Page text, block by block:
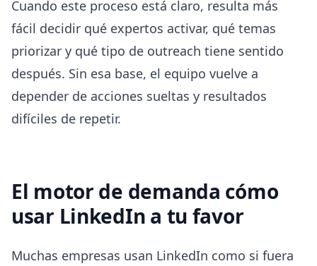
Cuando este proceso está claro, resulta más
fácil decidir qué expertos activar, qué temas
priorizar y qué tipo de outreach tiene sentido
después. Sin esa base, el equipo vuelve a
depender de acciones sueltas y resultados
difíciles de repetir.
El motor de demanda cómo
usar LinkedIn a tu favor
Muchas empresas usan LinkedIn como si fuera